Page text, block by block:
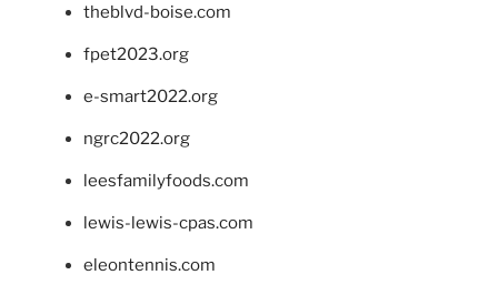
theblvd-boise.com
fpet2023.org
e-smart2022.org
ngrc2022.org
leesfamilyfoods.com
lewis-lewis-cpas.com
eleontennis.com